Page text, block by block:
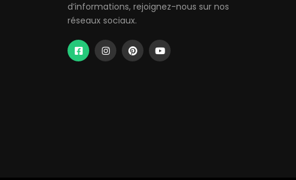
d’informations, rejoignez-nous sur nos
réseaux sociaux.